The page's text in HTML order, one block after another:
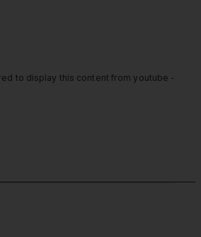
to display this content from youtube -